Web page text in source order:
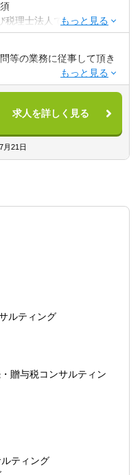
界情報
税理士法人での実務経験1
または簿記1級程度
です。
る方のご応募も歓迎です
数名おり、週2回程度定時
等の業務に従事して頂き
経理BPR、記帳代行
成、元帳の作成、決算書の
らは経営計画策定など、
業務にも従事出来る環境
トアップのお客様が多い
とも特徴のひとつです。
達人等、お客様に合わせ
求人を詳しく見る
月21日
ルティング
贈与税コンサルティン
ティング